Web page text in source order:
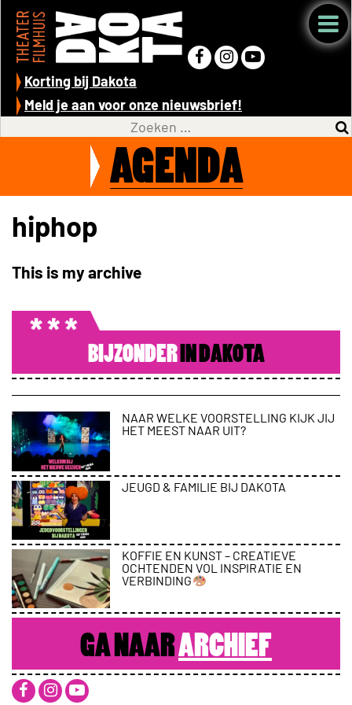
Korting bij Dakota
Meld je aan voor onze nieuwsbrief!
AGENDA
hiphop
This is my archive
BIJZONDERIN DAKOTA
NAAR WELKE VOORSTELLING KIJK JIJ
HET MEEST NAAR UIT?
JEUGD & FAMILIE BIJ DAKOTA
KOFFIE EN KUNST – CREATIEVE
OCHTENDEN VOL INSPIRATIE EN
VERBINDING
GA NAARARCHIEF